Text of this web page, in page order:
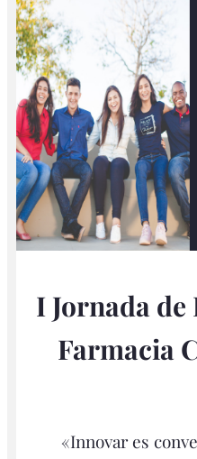
I Jornada
Farmacia
«Innovar es